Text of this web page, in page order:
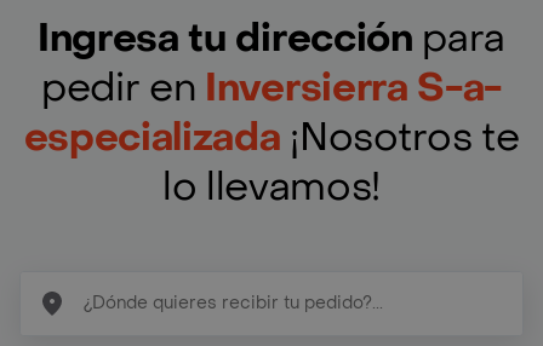
Ingresa tu dirección para
pedir en Inversierra S-a-
especializada ¡Nosotros te
lo llevamos!